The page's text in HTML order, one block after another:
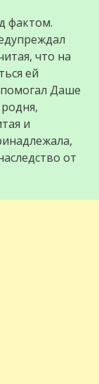
фактом.
что на
ей
Даше
и
от